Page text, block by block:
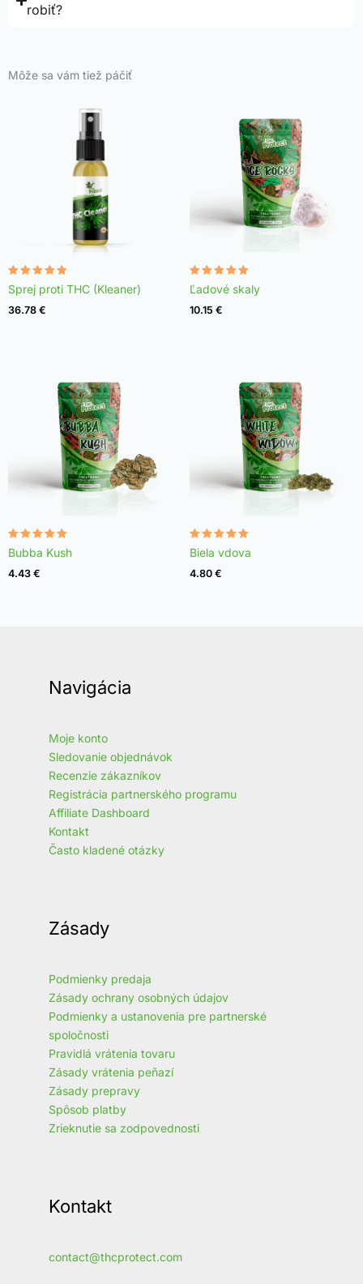
robiť?
Môže sa vám tiež páčiť
Hodnotenie
4.75
z 5
Sprej proti THC (Kleaner)
36.78 €
Hodnotenie
4.98
z 5
Ľadové skaly
10.15 €
Hodnotenie
4.96
z 5
Bubba Kush
4.43 €
Hodnotenie
4.97
z 5
Biela vdova
4.80 €
Navigácia
Moje konto
Sledovanie objednávok
Recenzie zákazníkov
Registrácia partnerského programu
Affiliate Dashboard
Kontakt
Často kladené otázky
Zásady
Podmienky predaja
Zásady ochrany osobných údajov
Podmienky a ustanovenia pre partnerské
spoločnosti
Pravidlá vrátenia tovaru
Zásady vrátenia peňazí
Zásady prepravy
Spôsob platby
Zrieknutie sa zodpovednosti
Kontakt
contact@thcprotect.com